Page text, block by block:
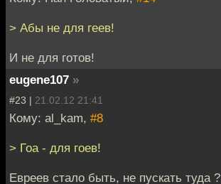
> Абы не для геев!
И не для готов!
eugene107 »
#23 | 21.02.12 21:41
Кому: al_kam, #8
> Гоа - для гоев!
Евреев стало быть, не пускать туда ?